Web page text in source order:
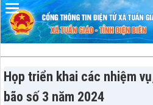
Họp triển khai các nhiệm
bão số 3 năm 2024
Đã kết nối EMC